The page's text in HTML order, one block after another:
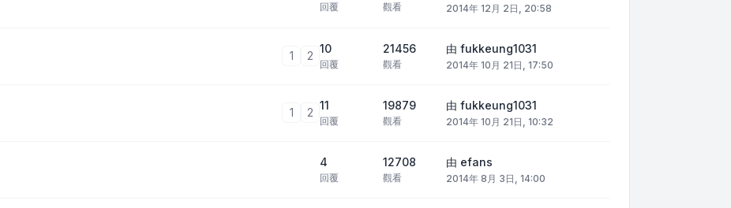
回覆 觀看 2014年 12月 2日, 20:58
1 2
10
回覆
21456
觀看
由 fukkeung1031
2014年 10月 21日, 17:50
1 2
11
回覆
19879
觀看
由 fukkeung1031
2014年 10月 21日, 10:32
4
回覆
12708
觀看
由 efans
2014年 8月 3日, 14:00